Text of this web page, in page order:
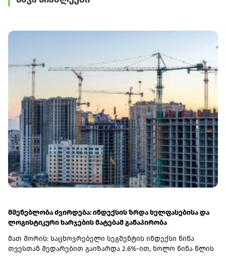
პროგნოზები გააცნო
მშენებლობა ძვირდება: ინდექსის ზრდა ხელფასებისა და
ლოგისტიკური ხარჯების მატებამ განაპირობა
მათ შორის: საცხოვრებელი სეგმენტის ინდექსი წინა
თვესთან შედარებით გაიზარდა 2.6%-ით, ხოლო წინა წლის